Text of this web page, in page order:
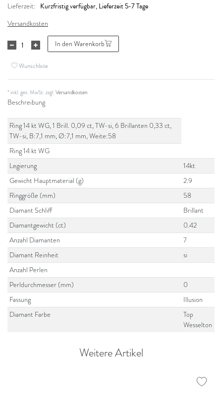
Lieferzeit: Kurzfristig verfügbar, Lieferzeit 5-7 Tage
Versandkosten
In den Warenkorb
Wunschliste
* inkl. ges. MwSt. zzgl.Versandkosten
Beschreibung
Ring 14 kt WG, 1 Brill. 0,09 ct, TW-si, 6 Brillanten 0,33 ct,
TW-si, B:7,1 mm, Ø:7,1 mm, Weite:58
Ring 14 kt WG
Legierung
14kt
Gewicht Hauptmaterial (g)
2.9
Ringgröße (mm)
58
Diamant Schliff
Brillant
Diamantgewicht (ct)
0.42
Anzahl Diamanten
7
Diamant Reinheit
si
Anzahl Perlen
Perldurchmesser (mm)
0
Fassung
Illusion
Diamant Farbe
Top
Wesselton
Weitere Artikel